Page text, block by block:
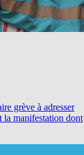
grève à adresser
manifestation dont